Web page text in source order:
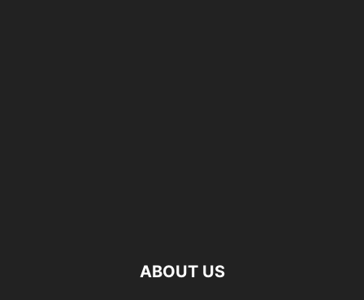
ABOUT US